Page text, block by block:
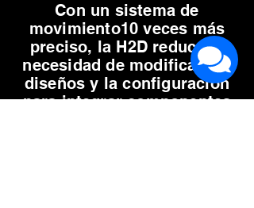
Con un sistema de
movimiento10 veces más
preciso, la H2D reduce la
necesidad de modificar los
diseños y la configuración
para integrar componentes